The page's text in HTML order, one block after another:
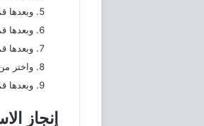
وبعدها
وبعدها
وبعدها
واختر
وبعدها
إنجاز